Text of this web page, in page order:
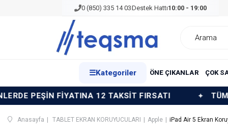
0 (850) 335 14 03Destek Hattı10:00 - 19:00
☰Kategoriler ÖNE ÇIKANLAR ÇOK
FİYATINA 12 TAKSİT FIRSATI TÜM
Anasayfa TABLET EKRAN KORUYUCULARI Apple iPad Air 5 Ekran